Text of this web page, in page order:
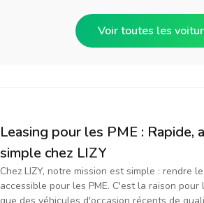
Voir toutes les
Leasing pour les PME : Rapide,
simple chez LIZY
Chez LIZY, notre mission est simple : rendre
accessible pour les PME. C'est la raison